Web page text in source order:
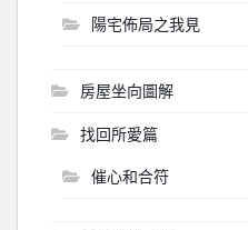
陽宅佈局之我見
房屋坐向圖解
找回所愛篇
催心和合符